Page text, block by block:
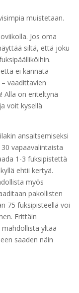
muistetaan.
Jos oma
siltä, että joku
ei kannata
vaadittavien
Alla on eriteltynä
voit kysellä
ansaitsemiseksi
vapaavalintaista
1-3 fuksipistettä
ehtii kertyä.
myös
pakollisten
75 fuksipisteellä voi
Erittäin
yltää
saaden näin